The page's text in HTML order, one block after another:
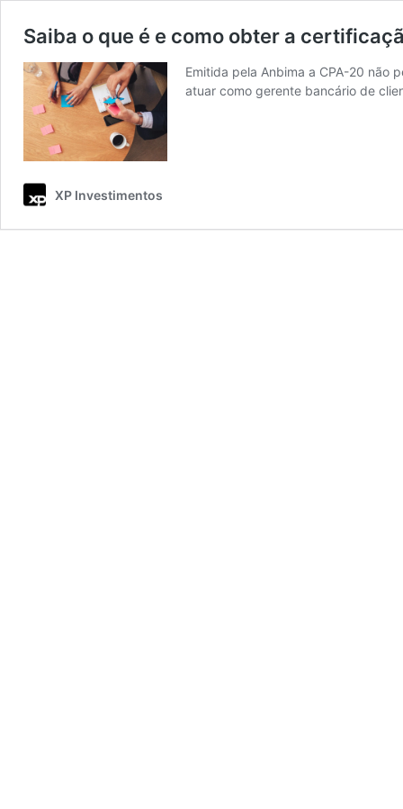
Saiba o que é e como obter a
Emitida pela Anbima a CPA-20 não
atuar como gerente bancário de
XP Investimentos